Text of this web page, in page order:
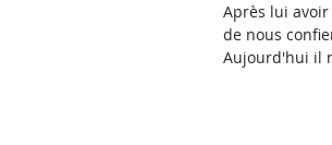
Après lui
de nous
Aujourd'hui il